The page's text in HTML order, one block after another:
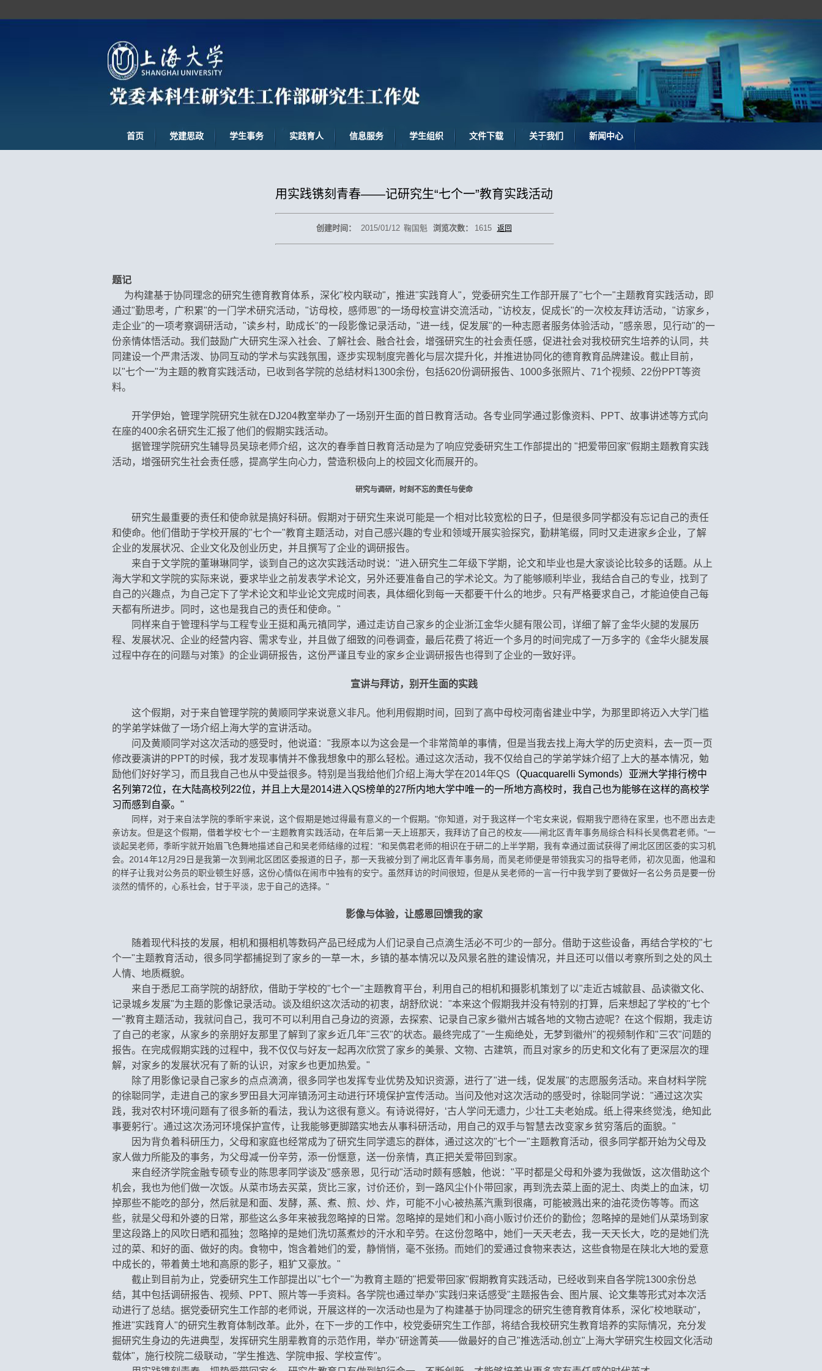
首页 党建思政 学生事务 实践育人 信息服务 学生组织 文件下载 关于我们 新闻中心
用实践镌刻青春——记研究生“七个一”教育实践活动
创建时间： 2015/01/12 鞠国魁 浏览次数： 1615 返回
题记
为构建基于协同理念的研究生德育教育体系，深化"校内联动"，推进"实践育人"，党委研究生工作部开展了"七个一"主题教育实践活动，
即
通过"勤思考，广积累"的一门学术研究活动，"访母校，感师恩"的一场母校宣讲交流活动，"访校友，促成长"的一次校友拜访活动，"访家乡，
走企业"的一项考察调研活动，"读乡村，助成长"的一段影像记录活动，"进一线，促发展"的一种志愿者服务体验活动，"感亲恩，见行动"的一
份亲情体悟活动。 我们鼓励广大研究生深入社会、了解社会、融合社会，增强研究生的社会责任感，促进社会对我校研究生培养的认同，共
同建设一个严肃活泼、协同互动的学术与实践氛围，逐步实现制度完善化与层次提升化，并推进协同化的德育教育品牌建设。截止目前，
以"七个一"为主题的教育实践活动，已收到各学院的总结材料1300余份，包括620份调研报告、1000多张照片、71个视频、22份PPT等资
料。
开学伊始，管理学院研究生就在DJ204教室举办了一场别开生面的首日教育活动。各专业同学通过影像资料、PPT、故事讲述等方式向
在座的400余名研究生汇报了他们的假期实践活动。
据管理学院研究生辅导员吴琼老师介绍，这次的春季首日教育活动是为了响应党委研究生工作部提出的 "把爱带回家"假期主题教育实践
活动，增强研究生社会责任感，提高学生向心力，营造积极向上的校园文化而展开的。
研究与调研，时刻不忘的责任与使命
研究生最重要的责任和使命就是搞好科研。假期对于研究生来说可能是一个相对比较宽松的日子，但是很多同学都没有忘记自己的责任
和使命。他们借助于学校开展的"七个一"教育主题活动，对自己感兴趣的专业和领域开展实验探究，勤耕笔缀，同时又走进家乡企业，了解
企业的发展状况、企业文化及创业历史，并且撰写了企业的调研报告。
来自于文学院的董琳琳同学，谈到自己的这次实践活动时说："进入研究生二年级下学期，论文和毕业也是大家谈论比较多的话题。从上
海大学和文学院的实际来说，要求毕业之前发表学术论文，另外还要准备自己的学术论文。为了能够顺利毕业，我结合自己的专业，找到了
自己的兴趣点，为自己定下了学术论文和毕业论文完成时间表，具体细化到每一天都要干什么的地步。只有严格要求自己，才能迫使自己每
天都有所进步。同时，这也是我自己的责任和使命。"
同样来自于管理科学与工程专业王挺和禹元禛同学，通过走访自己家乡的企业浙江金华火腿有限公司，详细了解了金华火腿的发展历
程、发展状况、企业的经营内容、需求专业，并且做了细致的问卷调查，最后花费了将近一个多月的时间完成了一万多字的《金华火腿发展
过程中存在的问题与对策》的企业调研报告，这份严谨且专业的家乡企业调研报告也得到了企业的一致好评。
宣讲与拜访，别开生面的实践
这个假期，对于来自管理学院的黄顺同学来说意义非凡。他利用假期时间，回到了高中母校河南省建业中学，为那里即将迈入大学门槛
的学弟学妹做了一场介绍上海大学的宣讲活动。
问及黄顺同学对这次活动的感受时，他说道："我原本以为这会是一个非常简单的事情，但是当我去找上海大学的历史资料，去一页一页
修改要演讲的PPT的时候，我才发现事情并不像我想象中的那么轻松。通过这次活动，我不仅给自己的学弟学妹介绍了上大的基本情况，勉
励他们好好学习，而且我自己也从中受益很多。特别是当我给他们介绍上海大学在2014年QS （Quacquarelli Symonds）亚洲大学排行榜中
名列第72位，在大陆高校列22位，并且上大是2014进入QS榜单的27所内地大学中唯一的一所地方高校时，我自己也为能够在这样的高校学
习而感到自豪。"
同样，对于来自法学院的季昕宇来说，这个假期是她过得最有意义的一个假期。"你知道，对于我这样一个宅女来说，假期我宁愿待在家里，也不愿出去走
亲访友。但是这个假期，借着学校‘七个一’主题教育实践活动，在年后第一天上班那天，我拜访了自己的校友——闸北区青年事务局综合科科长吴儁君老师。"一
谈起吴老师，季昕宇就开始眉飞色舞地描述自己和吴老师结缘的过程："和吴儁君老师的相识在于研二的上半学期，我有幸通过面试获得了闸北区团区委的实习机
会。 2014年12月29日是我第一次到闸北区团区委报道的日子，那一天我被分到了闸北区青年事务局，而吴老师便是带领我实习的指导老师，初次见面，他温和
的样子让我对公务员的职业顿生好感，这份心情似在闹市中独有的安宁。虽然拜访的时间很短，但是从吴老师的一言一行中我学到了要做好一名公务员是要一份
淡然的情怀的，心系社会，甘于平淡，忠于自己的选择。"
影像与体验，让感恩回馈我的家
随着现代科技的发展，相机和摄相机等数码产品已经成为人们记录自己点滴生活必不可少的一部分。借助于这些设备，再结合学校的"七
个一"主题教育活动，很多同学都捕捉到了家乡的一草一木，乡镇的基本情况以及风景名胜的建设情况，并且还可以借以考察所到之处的风土
人情、地质概貌。
来自于悉尼工商学院的胡舒欣，借助于学校的"七个一"主题教育平台，利用自己的相机和摄影机策划了以"走近古城歙县、品读徽文化、
记录城乡发展"为主题的影像记录活动。谈及组织这次活动的初衷， 胡舒欣说："本来这个假期我并没有特别的打算，后来想起了学校的"七个
一"教育主题活动，我就问自己，我可不可以利用自己身边的资源，去探索、记录自己家乡徽州古城各地的文物古迹呢？在这个假期，我走访
了自己的老家，从家乡的亲朋好友那里了解到了家乡近几年"三农"的状态。最终完成了"一生痴绝处，无梦到徽州"的视频制作和"三农"问题的
报告。在完成假期实践的过程中，我不仅仅与好友一起再次欣赏了家乡的美景、文物、古建筑，而且对家乡的历史和文化有了更深层次的理
解，对家乡的发展状况有了新的认识，对家乡也更加热爱。 "
除了用影像记录自己家乡的点点滴滴，很多同学也发挥专业优势及知识资源，进行了"进一线，促发展"的志愿服务活动。来自材料学院
的徐聪同学，走进自己的家乡罗田县大河岸镇汤河主动进行环境保护宣传活动。当问及他对这次活动的感受时，徐聪同学说："通过这次实
践，我对农村环境问题有了很多新的看法，我认为这很有意义。有诗说得好，‘古人学问无遗力，少壮工夫老始成。纸上得来终觉浅，绝知此
事要躬行’。通过这次汤河环境保护宣传，让我能够更脚踏实地去从事科研活动，用自己的双手与智慧去改变家乡贫穷落后的面貌。"
因为背负着科研压力，父母和家庭也经常成为了研究生同学遗忘的群体，通过这次的"七个一"主题教育活动，很多同学都开始为父母及
家人做力所能及的事务，为父母减一份辛劳，添一份惬意，送一份亲情，真正把关爱带回到家。
来自经济学院金融专硕专业的陈思孝同学谈及"感亲恩，见行动"活动时颇有感触，他说："平时都是父母和外婆为我做饭，这次借助这个
机会，我也为他们做一次饭。从菜市场去买菜，货比三家，讨价还价，到一路风尘仆仆带回家，再到洗去菜上面的泥土、肉类上的血沫，切
掉那些不能吃的部分，然后就是和面、发酵，蒸、煮、煎、炒、炸，可能不小心被热蒸汽熏到很痛，可能被溅出来的油花烫伤等等。而这
些，就是父母和外婆的日常，那些这么多年来被我忽略掉的日常。忽略掉的是她们和小商小贩讨价还价的勤俭；忽略掉的是她们从菜场到家
里这段路上的风吹日晒和孤独；忽略掉的是她们洗切蒸煮炒的汗水和辛劳。在这份忽略中，她们一天天老去，我一天天长大，吃的是她们洗
过的菜、和好的面、做好的肉。食物中，饱含着她们的爱，静悄悄，毫不张扬。而她们的爱通过食物来表达，这些食物是在陕北大地的爱意
中成长的，带着黄土地和高原的影子，粗犷又豪放。"
截止到目前为止， 党委研究生工作部提出以"七个一"为教育主题的"把爱带回家"假期教育实践活动，已经收到来自各学院1300余份总
结，其中包括调研报告、视频、PPT、照片等一手资料。各学院也通过举办"实践归来话感受"主题报告会、图片展、论文集等形式对本次活
动进行了总结。据党委研究生工作部的老师说，开展这样的一次活动也是为了构建基于协同理念的研究生德育教育体系，深化"校地联动"，
推进"实践育人"的研究生教育体制改革。此外，在下一步的工作中，校党委研究生工作部，将结合我校研究生教育培养的实际情况，充分发
掘研究生身边的先进典型，发挥研究生朋辈教育的示范作用，举办"研途菁英——做最好的自己"推选活动,创立"上海大学研究生校园文化活动
载体"，施行校院二级联动，"学生推选、学院申报、学校宣传"。